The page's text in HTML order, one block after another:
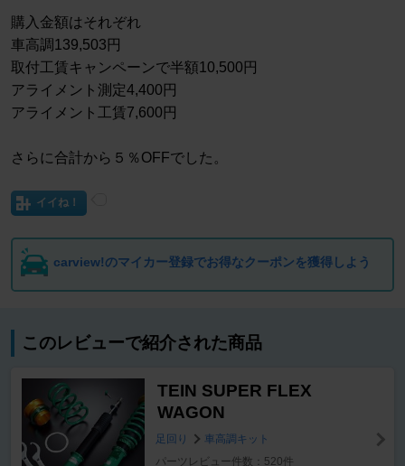
購入金額はそれぞれ
車高調139,503円
取付工賃キャンペーンで半額10,500円
アライメント測定4,400円
アライメント工賃7,600円
さらに合計から５％OFFでした。
イイね！
carview!のマイカー登録でお得なクーポンを獲得しよう
このレビューで紹介された商品
TEIN SUPER FLEX
WAGON
足回り
車高調キット
パーツレビュー件数：520件